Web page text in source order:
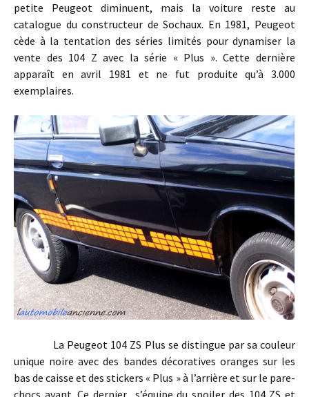
petite Peugeot diminuent, mais la voiture reste au
catalogue du constructeur de Sochaux. En 1981, Peugeot
cède à la tentation des séries limités pour dynamiser la
vente des 104 Z avec la série « Plus ». Cette dernière
apparaît en avril 1981 et ne fut produite qu’à 3.000
exemplaires.
La Peugeot 104 ZS Plus se distingue par sa couleur
unique noire avec des bandes décoratives oranges sur les
bas de caisse et des stickers « Plus » à l’arrière et sur le pare-
chocs avant. Ce dernier s’équipe du spoiler des 104 ZS et